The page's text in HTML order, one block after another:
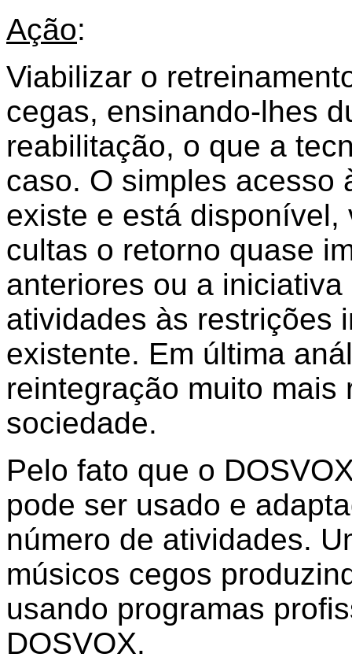
Ação:
Viabilizar o
cegas, ensinando-lhes
reabilitação, o que a
caso. O simples acesso
existe e está
cultas o retorno quase
anteriores ou a
atividades às restrições
existente. Em última
reintegração muito
sociedade.
Pelo fato que o
pode ser usado e
número de atividades.
músicos cegos
usando programas
DOSVOX.